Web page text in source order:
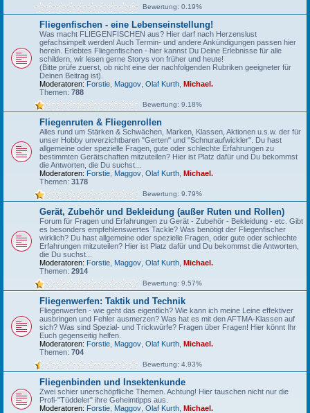
Bewertung: 0.19%
Fliegenfischen - eine Lebenseinstellung!
Was macht FLIEGENFISCHEN aus? Hier darf nach Herzenslust
gefachsimpelt werden! Auch Termin- und andere Ankündigungen passen hier
herein. Erlebtes Fliegenfischen - hier kannst Du Deine Erlebnisse für alle
schildern, wir lesen gerne Storys von früher und heute!
(Bitte prüfe zuerst, ob nicht eine der nachfolgenden Rubriken geeigneter für
Deinen Beitrag ist).
Moderatoren: Forstie Maggov Olaf Kurth
Michael.
Themen: 788
Bewertung: 9.18%
Fliegenruten & Fliegenrollen
Alles rund um Stärken & Schwächen, Marken, Klassen, Aktionen u.s.w. der für
unser Hobby unverzichtbaren "Gerten" und "Schnuraufwickler". Du hast
allgemeine oder spezielle Fragen, gute oder schlechte Erfahrungen zu
bestimmten Gerätschaften mitzuteilen? Hier ist Platz dafür und Du bekommst
die Antworten, die Du suchst...
Moderatoren: Forstie Maggov Olaf Kurth
Michael.
Themen: 3178
Bewertung: 9.79%
Gerät, Zubehör und Bekleidung (außer Ruten und Rollen)
Forum für Fragen und Erfahrungen zu Gerät - Zubehör - Bekleidung - etc. Gibt
es besonders empfehlenswertes Tackle? Was benötigt der Fliegenfischer
wirklich? Du hast allgemeine oder spezielle Fragen, oder gute oder schlechte
Erfahrungen mitzuteilen? Hier ist Platz dafür und Du bekommst die Antworten,
die Du suchst...
Moderatoren: Forstie Maggov Olaf Kurth
Michael.
Themen: 2914
Bewertung: 9.57%
Fliegenwerfen: Taktik und Technik
Fliegenwerfen - wie geht das eigentlich? Wie kann ich meine Leine effektiver
ausbringen und Fehler ausmerzen? Was hat es mit den AFTMA-Klassen auf
sich? Was sind Spezial- und Trickwürfe? Fragen über Fragen! Hier könnt Ihr
Euch gegenseitig helfen.
Moderatoren: Forstie Maggov Olaf Kurth
Michael.
Themen: 704
Bewertung: 4.93%
Fliegenbinden und Insektenkunde
Zwei schier unerschöpfliche Themen. Achtung! Hier tauschen nicht nur die
Profi-"Tüddeler" ihre Geheimtipps aus.
Moderatoren: Forstie Maggov Olaf Kurth
Michael.